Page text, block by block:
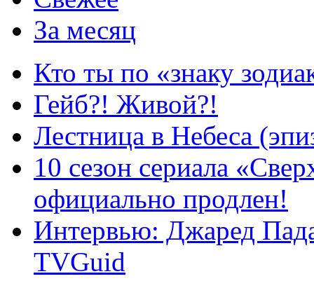
За месяц
Кто ты по «знаку
Гейб?! Живой?!
Лестница в Небеса
10 сезон сериала
официально продлен!
Интервью: Джаред
TVGuid